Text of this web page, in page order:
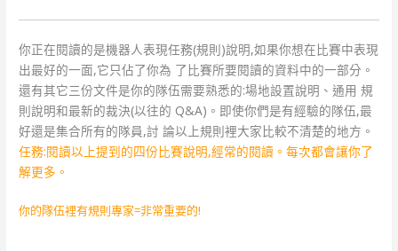
你正在閱讀的是機器人表現任務(規則)說明,如果你想在比賽中表現
出最好的一面,它只佔了你為 了比賽所要閱讀的資料中的一部分。
還有其它三份文件是你的隊伍需要熟悉的:場地設置說明、通用 規
則說明和最新的裁決(以往的 Q&A)。即使你們是有經驗的隊伍,最
好還是集合所有的隊員,討 論以上規則裡大家比較不清楚的地方。
任務:閱讀以上提到的四份比賽說明,經常的閱讀。每次都會讓你了
解更多。
你的隊伍裡有規則專家=非常重要的!